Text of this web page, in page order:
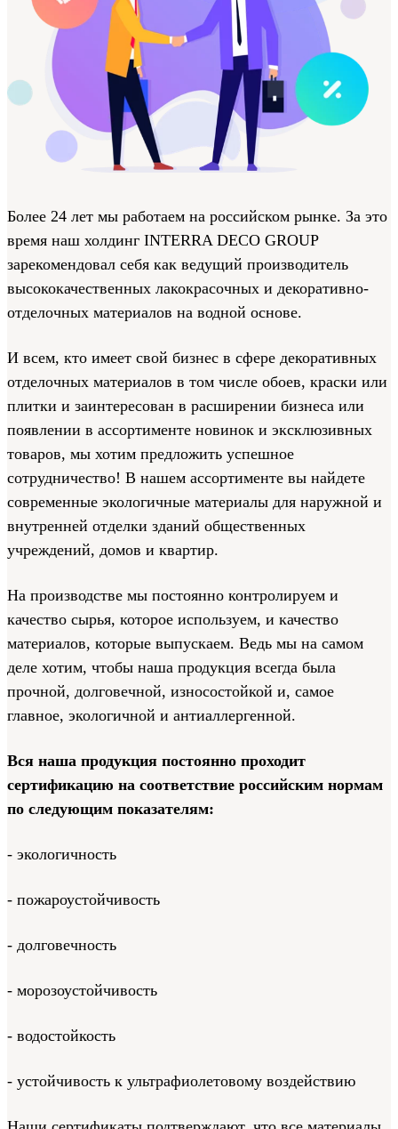
Более 24 лет мы работаем на российском рынке. За это
время наш холдинг INTERRA DECO GROUP
зарекомендовал себя как ведущий производитель
высококачественных лакокрасочных и декоративно-
отделочных материалов на водной основе.
И всем, кто имеет свой бизнес в сфере декоративных
отделочных материалов в том числе обоев, краски или
плитки и заинтересован в расширении бизнеса или
появлении в ассортименте новинок и эксклюзивных
товаров, мы хотим предложить успешное
сотрудничество! В нашем ассортименте вы найдете
современные экологичные материалы для наружной и
внутренней отделки зданий общественных
учреждений, домов и квартир.
На производстве мы постоянно контролируем и
качество сырья, которое используем, и качество
материалов, которые выпускаем. Ведь мы на самом
деле хотим, чтобы наша продукция всегда была
прочной, долговечной, износостойкой и, самое
главное, экологичной и антиаллергенной.
Вся наша продукция постоянно проходит
сертификацию на соответствие российским нормам
по следующим показателям:
- экологичность
- пожароустойчивость
- долговечность
- морозоустойчивость
- водостойкость
- устойчивость к ультрафиолетовому воздействию